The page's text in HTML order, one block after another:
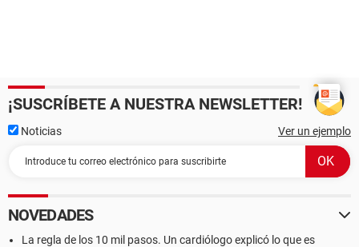
¡SUSCRÍBETE A NUESTRA NEWSLETTER!
Noticias Ver un ejemplo
NOVEDADES
La regla de los 10 mil pasos. Un cardiólogo explicó lo que es